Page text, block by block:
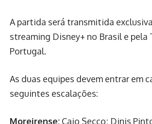
A partida será transmitida
streaming Disney+ no Brasil e pela
Portugal.
As duas equipes devem entrar em
seguintes escalações:
Moreirense: Caio Secco; Dinis